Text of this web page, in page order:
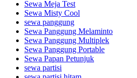
Sewa Meja Test
Sewa Misty Cool
sewa panggung
Sewa Panggung Melaminto
Sewa Panggung Multiplek
Sewa Panggung Portable
Sewa Papan Petunjuk
sewa partisi